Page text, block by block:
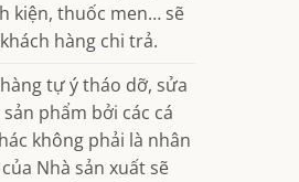
kiện, thuốc men… sẽ
hàng chi trả.
tự ý tháo dỡ, sửa
phẩm bởi các cá
không phải là nhân
Nhà sản xuất sẽ